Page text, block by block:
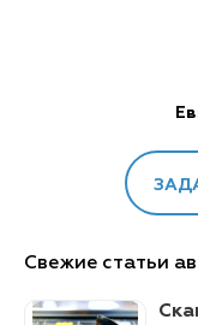
Свежие статьи